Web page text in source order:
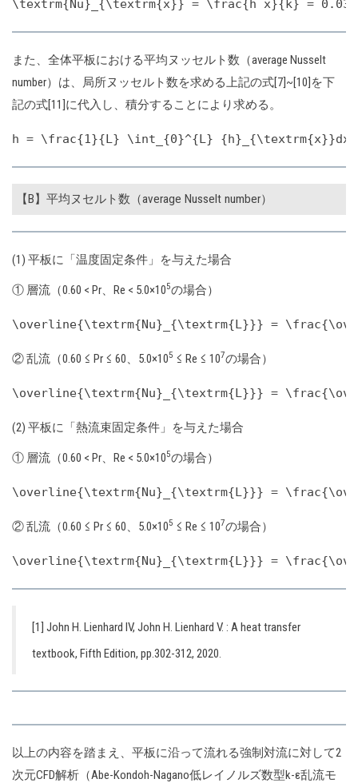
また、全体平板における平均ヌッセルト数（average Nusselt
number）は、局所ヌッセルト数を求める上記の式[7]~[10]を下
記の式[11]に代入し、積分することにより求める。
【B】平均ヌセルト数（average Nusselt number）
(1) 平板に「温度固定条件」を与えた場合
① 層流（0.60 < Pr、Re < 5.0×105の場合）
② 乱流（0.60 ≤ Pr ≤ 60、5.0×105 ≤ Re ≤ 107の場合）
(2) 平板に「熱流束固定条件」を与えた場合
① 層流（0.60 < Pr、Re < 5.0×105の場合）
② 乱流（0.60 ≤ Pr ≤ 60、5.0×105 ≤ Re ≤ 107の場合）
[1] John H. Lienhard IV, John H. Lienhard V. : A heat transfer
textbook, Fifth Edition, pp.302-312, 2020.
以上の内容を踏まえ、平板に沿って流れる強制対流に対して2
次元CFD解析（Abe-Kondoh-Nagano低レイノルズ数型k-ε乱流モ